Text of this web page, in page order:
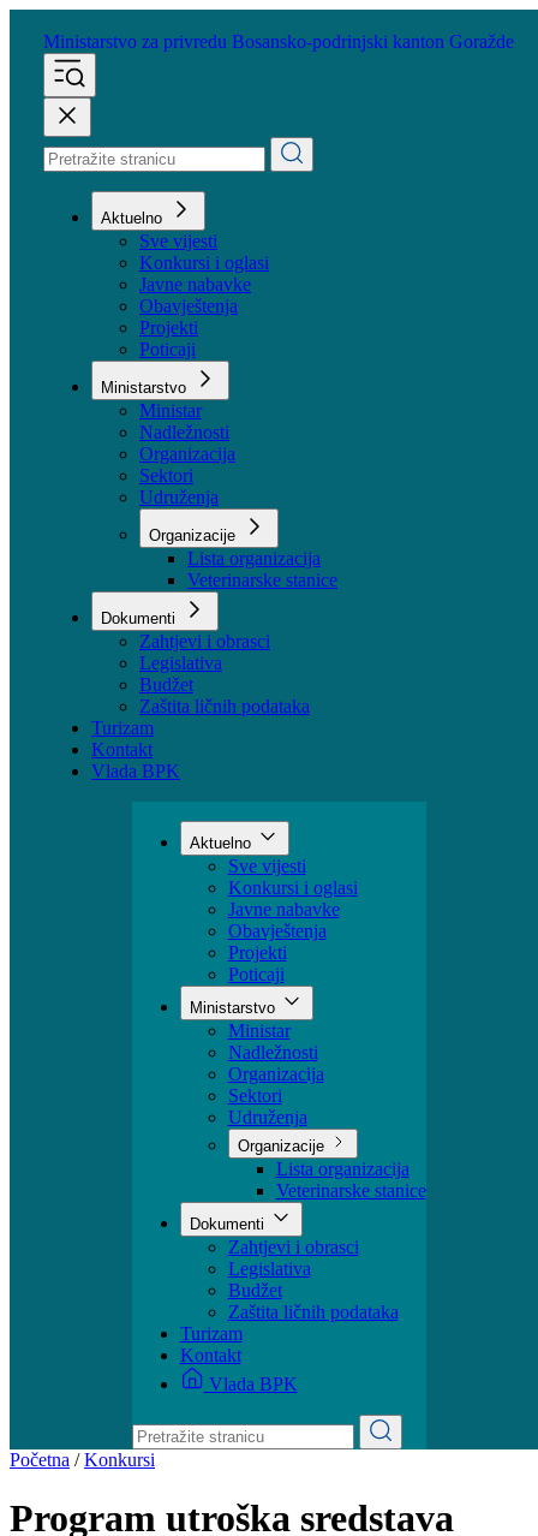
Ministarstvo za privredu
Aktuelno
Sve vijesti
Konkursi i oglasi
Javne nabavke
Obavještenja
Projekti
Poticaji
Ministarstvo
Ministar
Nadležnosti
Sektori
Udruženja
Organizacije
Lista organizacija
Veterinarske stanice
Dokumenti
Zahtjevi i obrasci
Legislativa
Budžet
Zaštita ličnih podataka
Vlada BPK
Aktuelno
Sve vijesti
Konkursi i oglasi
Javne nabavke
Obavještenja
Projekti
Poticaji
Ministarstvo
Ministar
Nadležnosti
Organizacija
Sektori
Udruženja
Organizacije
Lista organizacija
Veterinarske stanice
Dokumenti
Zahtjevi i obrasci
Legislativa
Budžet
Zaštita ličnih podataka
Turizam
Kontakt
Vlada BPK
Početna/Konkursi